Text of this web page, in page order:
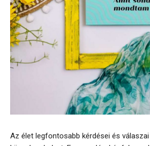
Az élet legfontosabb kérdései és